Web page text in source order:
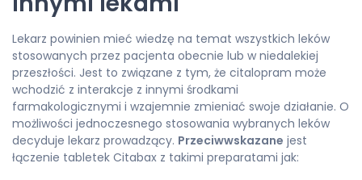
Lekarz powinien mieć wiedzę na temat wszystkich leków
stosowanych przez pacjenta obecnie lub w niedalekiej
przeszłości. Jest to związane z tym, że citalopram może
wchodzić z interakcje z innymi środkami
farmakologicznymi i wzajemnie zmieniać swoje działanie. O
możliwości jednoczesnego stosowania wybranych leków
decyduje lekarz prowadzący. Przeciwwskazane jest
łączenie tabletek Citabax z takimi preparatami jak: